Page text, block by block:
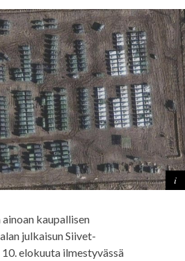
ainoan kaupallisen
julkaisun Siivet-
10. elokuuta ilmestyvässä